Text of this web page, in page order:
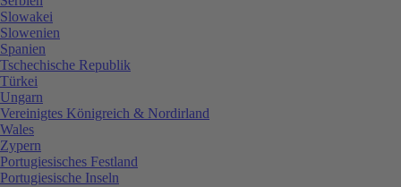
Slowakei
Slowenien
Spanien
Tschechische Republik
Türkei
Ungarn
Vereinigtes Königreich & Nordirland
Wales
Zypern
Portugiesisches Festland
Portugiesische Inseln